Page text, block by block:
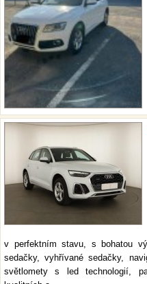
v perfektním stavu, s bohatou
sedačky, vyhřívané sedačky,
světlomety s led technologií,